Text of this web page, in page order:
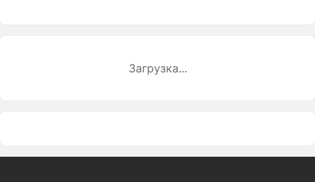
Загрузка...